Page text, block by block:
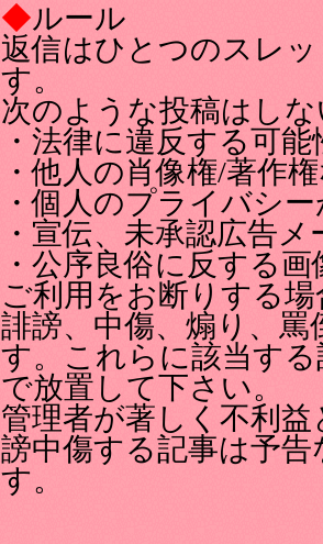
◆ルール
返信はひとつのスレ
す。
次のような投稿はし
・法律に違反する可
・他人の肖像権/著作
・個人のプライバシ
・宣伝、未承認広告メ
・公序良俗に反する
ご利用をお断りする
誹謗、中傷、煽り、
す。これらに該当す
で放置して下さい。
管理者が著しく不利
謗中傷する記事は予
す。